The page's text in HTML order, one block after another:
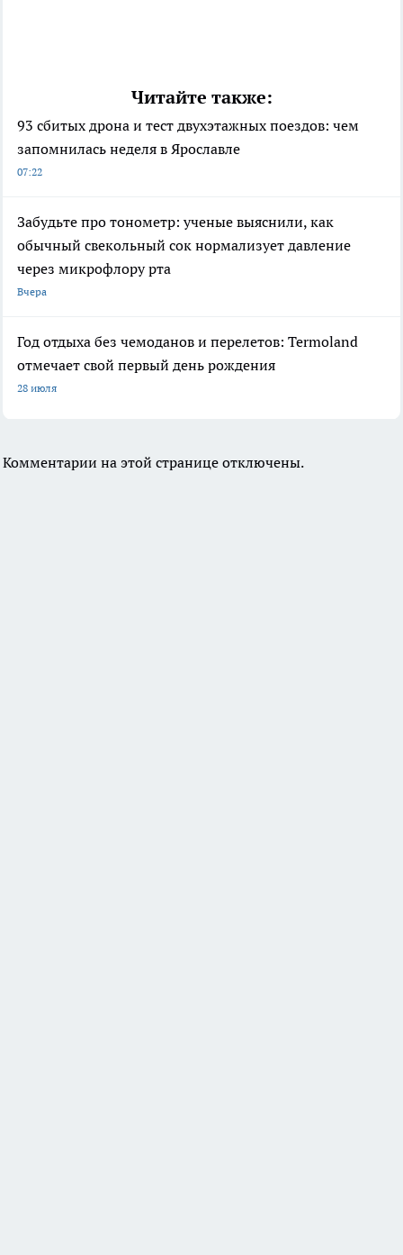
Читайте также:
93 сбитых дрона и тест двухэтажных поездов: чем
запомнилась неделя в Ярославле
07:22
Забудьте про тонометр: ученые выяснили, как
обычный свекольный сок нормализует давление
через микрофлору рта
Вчера
Год отдыха без чемоданов и перелетов: Termoland
отмечает свой первый день рождения
28 июля
Комментарии на этой странице отключены.